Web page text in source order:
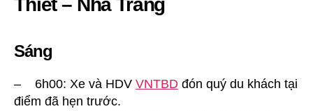
Thiết – Nha Trang
Sáng
– 6h00: Xe và HDV VNTBD đón quý du khách tại
điểm đã hẹn trước.